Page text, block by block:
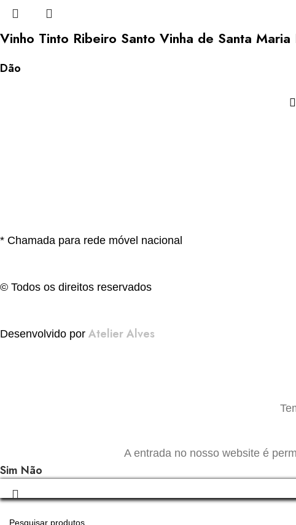
Vinho Tinto Ribeiro Santo Vinha de Santa Maria
Dão
* Chamada para rede móvel nacional
© Todos os direitos reservados
Desenvolvido por Atelier Alves
A entrada no nosso website é
Sim Não